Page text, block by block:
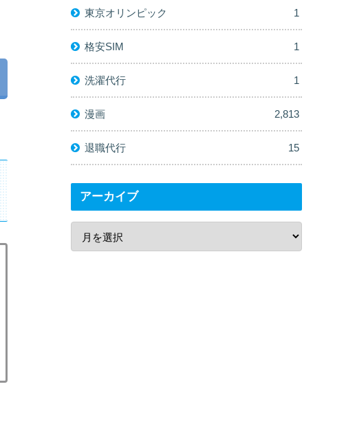
東京オリンピック 1
格安SIM 1
洗濯代行 1
漫画 2,813
退職代行 15
アーカイブ